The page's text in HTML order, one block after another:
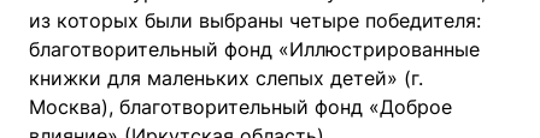
из которых были выбраны четыре победителя:
благотворительный фонд «Иллюстрированные
книжки для маленьких слепых детей» (г.
Москва), благотворительный фонд «Доброе